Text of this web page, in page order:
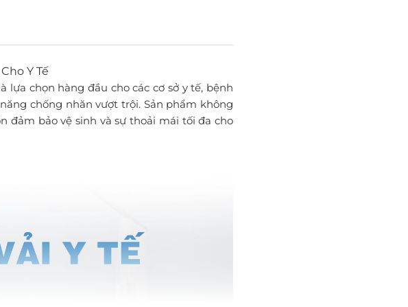
Y Tế
lựa chọn hàng đầu cho các cơ sở y tế, bệnh
chống nhăn vượt trội. Sản phẩm không
đảm bảo vệ sinh và sự thoải mái tối đa cho